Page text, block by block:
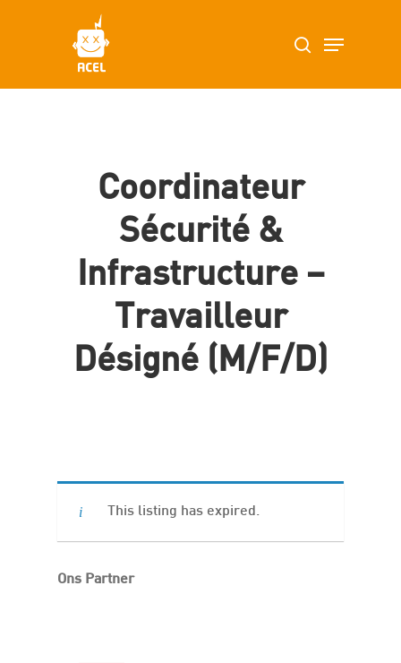
search
Coordinateur
Sécurité &
Infrastructure –
Travailleur
Désigné (m/f/d)
This listing has expired.
Ons Partner